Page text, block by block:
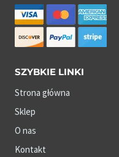
SZYBKIE LINKI
Strona główna
Sklep
O nas
Kontakt